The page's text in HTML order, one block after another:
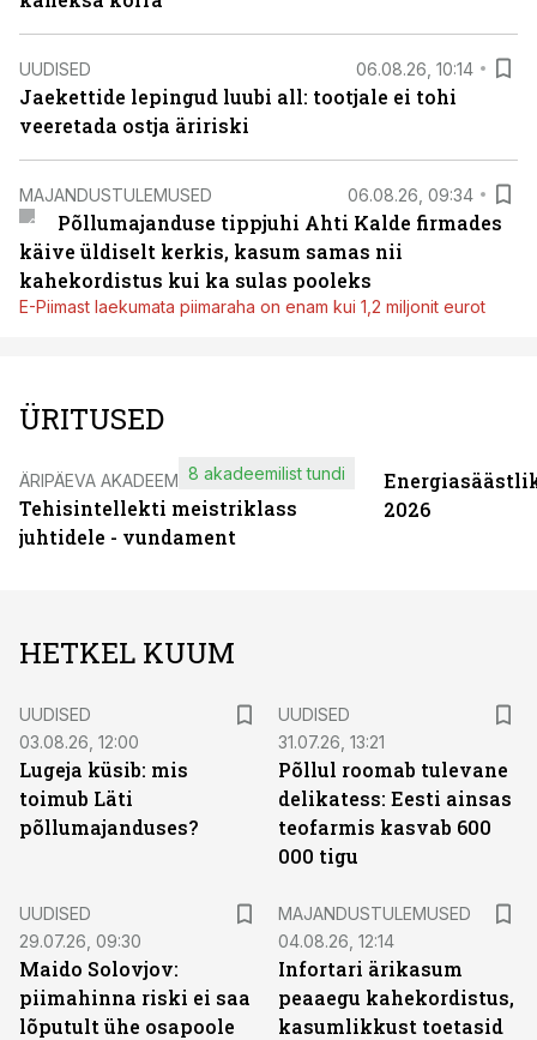
UUDISED 06.08.26, 10:14
Jaekettide lepingud luubi all: tootjale ei tohi
veeretada ostja äririski
MAJANDUSTULEMUSED 06.08.26, 09:34
Põllumajanduse tippjuhi Ahti Kalde firmades
käive üldiselt kerkis, kasum samas nii
kahekordistus kui ka sulas pooleks
E-Piimast laekumata piimaraha on enam kui 1,2 miljonit eurot
ÜRITUSED
ÄRIPÄEVA AKADEEMIA
Tehisintellekti meistriklass
juhtidele - vundament
8 akadeemilist tundi
2026
HETKEL KUUM
UUDISED
03.08.26, 12:00
Lugeja küsib: mis
toimub Läti
põllumajanduses?
UUDISED
31.07.26, 13:21
Põllul roomab tulevane
delikatess: Eesti ainsas
teofarmis kasvab 600
000 tigu
UUDISED
29.07.26, 09:30
Maido Solovjov:
piimahinna riski ei saa
lõputult ühe osapoole
MAJANDUSTULEMUSED
04.08.26, 12:14
Infortari ärikasum
peaaegu kahekordistus,
kasumlikkust toetasid